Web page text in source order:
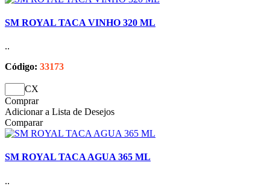
SM ROYAL TACA VINHO 320 ML
..
Código: 33173
CX
Comprar
Adicionar a Lista de Desejos
Comparar
SM ROYAL TACA AGUA 365 ML
..